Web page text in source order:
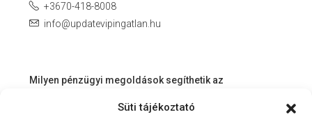
Süti tájékoztató
+3670-418-8008
info@updatevipingatlan.hu
Milyen pénzügyi megoldások segíthetik az